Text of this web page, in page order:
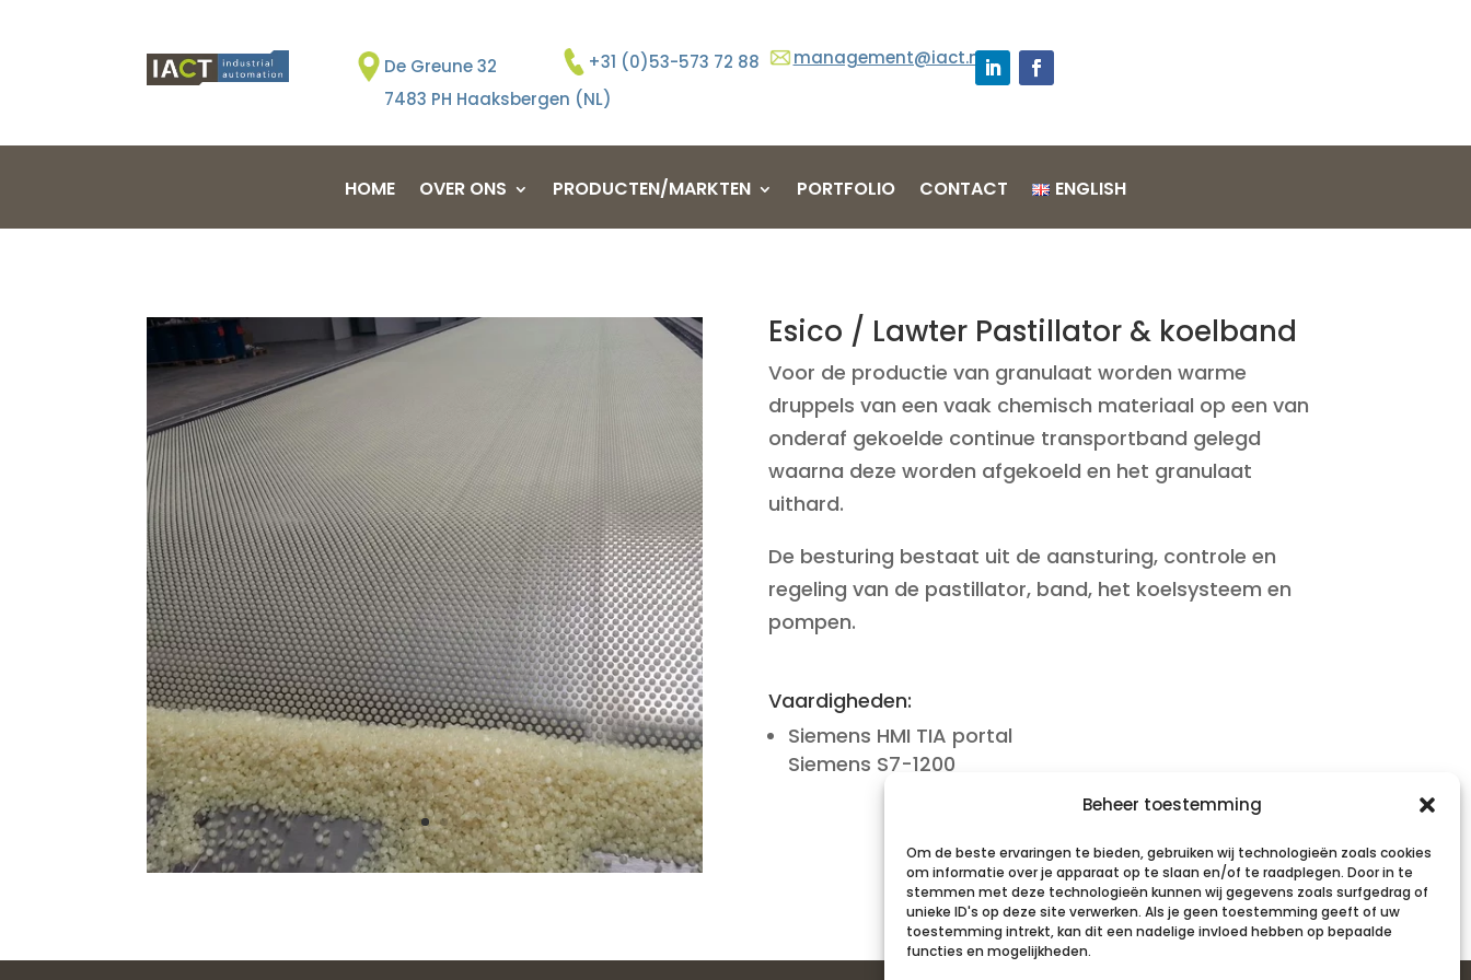
Beheer toestemming
Om de beste ervaringen te bieden, gebruiken wij technologieën zoals cookies
om informatie over je apparaat op te slaan en/of te raadplegen. Door in te
stemmen met deze technologieën kunnen wij gegevens zoals surfgedrag of
unieke ID's op deze site verwerken. Als je geen toestemming geeft of uw
toestemming intrekt, kan dit een nadelige invloed hebben op bepaalde
functies en mogelijkheden.
De Greune 32
7483 PH Haaksbergen (NL)
+31 (0)53-573 72 88 management@iact.nl
HOME OVER ONS PRODUCTEN/MARKTEN PORTFOLIO CONTACT ENGLISH
Esico / Lawter Pastillator & koelband
Voor de productie van granulaat worden warme
druppels van een vaak chemisch materiaal op een van
onderaf gekoelde continue transportband gelegd
waarna deze worden afgekoeld en het granulaat
uithard.
De besturing bestaat uit de aansturing, controle en
regeling van de pastillator, band, het koelsysteem en
pompen.
Vaardigheden:
Siemens HMI TIA portal
Siemens S7-1200